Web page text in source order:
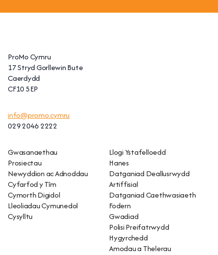
ProMo Cymru
17 Stryd Gorllewin Bute
Caerdydd
CF10 5EP
info@promo.cymru
029 2046 2222
Gwasanaethau
Prosiectau
Newyddion ac Adnoddau
Cyfarfod y Tîm
Cymorth Digidol
Lleoliadau Cymunedol
Cysylltu
Llogi Ystafelloedd
Hanes
Datganiad Deallusrwydd
Artiffisial
Datganiad Caethwasiaeth
Fodern
Gwadiad
Polisi Preifatrwydd
Hygyrchedd
Amodau a Thelerau